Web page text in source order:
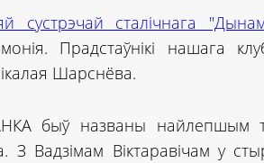
сустрэчай сталічнага
Прадстаўнікі нашага
Шарснёва.
быў названы найлепшым
З Вадзімам Віктаравічам у